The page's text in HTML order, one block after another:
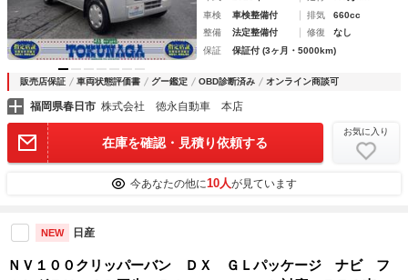
車検
車検整備付 排気
660cc
整備
法定整備付 修復
なし
保証
保証付 (3ヶ月・5000km)
販売店保証 車両状態評価書 グー鑑定 OBD診断済み オンライン商談可
福岡県春日市 株式会社 徳永自動車 本店
在庫を確認・見積り依頼する
お気に入り
今あなたの他に10人が見ています
NEW 日産
ＮＶ１００クリッパーバン ＤＸ ＧＬパッケージ ナビ フ